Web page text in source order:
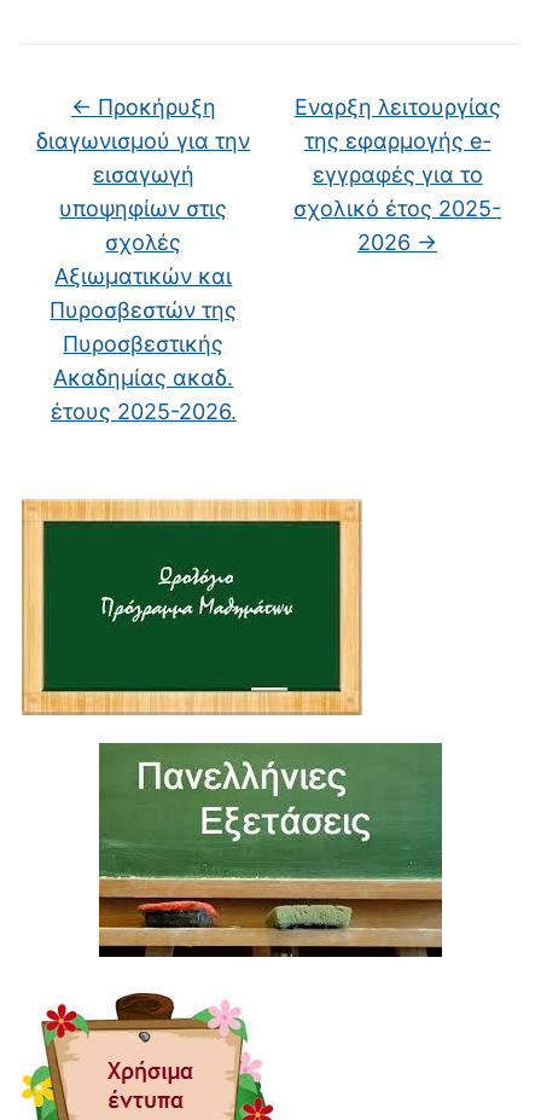
← Προκήρυξη
διαγωνισμού για την
εισαγωγή
υποψηφίων στις
σχολές
Αξιωματικών και
Πυροσβεστών της
Πυροσβεστικής
Ακαδημίας ακαδ.
έτους 2025-2026.
Εναρξη λειτουργίας
της εφαρμογής e-
εγγραφές για το
σχολικό έτος 2025-
2026 →